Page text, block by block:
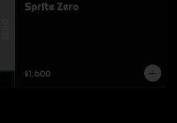
Sprite Zero
$1.600